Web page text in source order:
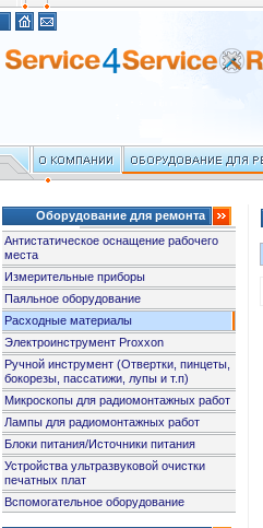
Оборудование для ремонта
Антистатическое оснащение рабочего
места
Измерительные приборы
Паяльное оборудование
Расходные материалы
Электроинструмент Proxxon
Ручной инструмент (Отвертки, пинцеты,
бокорезы, пассатижи, лупы и т.п)
Микроскопы для радиомонтажных работ
Лампы для радиомонтажных работ
Блоки питания/Источники питания
Устройства ультразвуковой очистки
печатных плат
Вспомогательное оборудование